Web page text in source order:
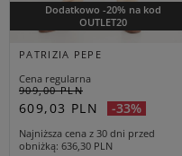
Dodatkowo -20% na kod
OUTLET20
PATRIZIA PEPE
Cena regularna
909,00 PLN
609,03 PLN -33%
Najniższa cena z 30 dni przed
obniżką 636,30 PLN